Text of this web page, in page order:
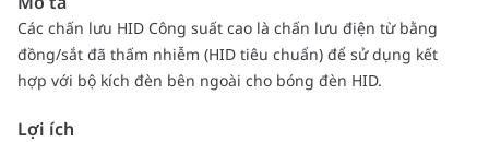
Các chấn lưu HID Công suất cao là chấn lưu điện từ bằng
đồng/sắt đã thấm nhiễm (HID tiêu chuẩn) để sử dụng kết
hợp với bộ kích đèn bên ngoài cho bóng đèn HID.
Lợi ích